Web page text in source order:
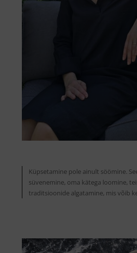
Küpsetamine pole ainult söömine.
süvenemine, oma kätega loomine,
traditsioonide algatamine, mis võib